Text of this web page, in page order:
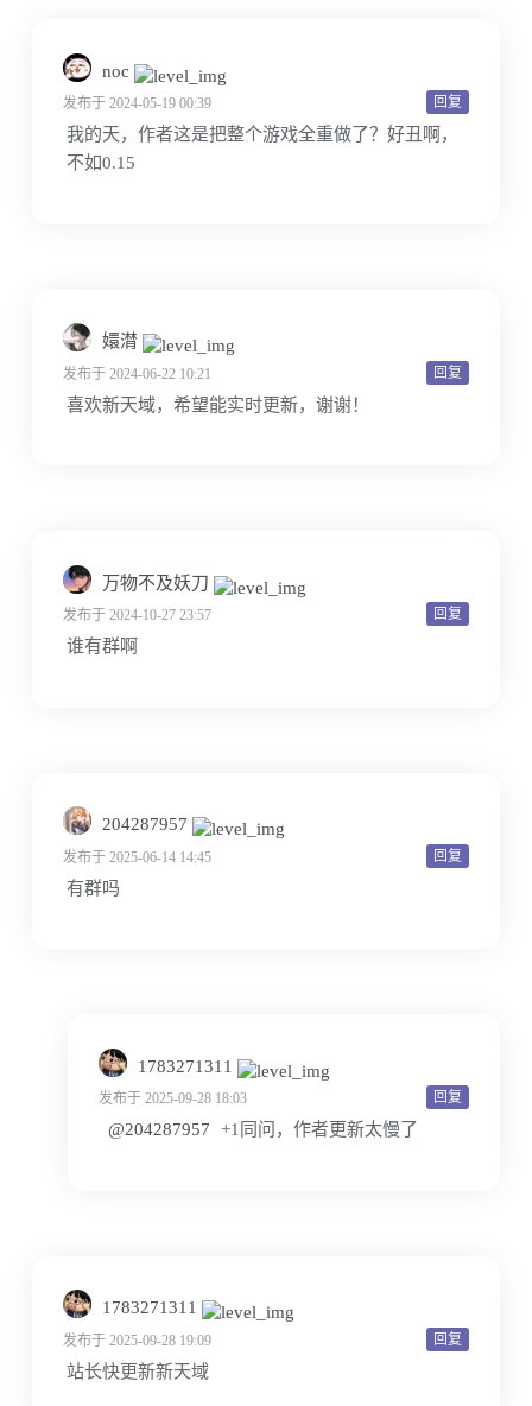
noc
回复
发布于 2024-05-19 00:39
我的天，作者这是把整个游戏全重做了？好丑啊，
不如0.15
嬛潸
回复
发布于 2024-06-22 10:21
喜欢新天域，希望能实时更新，谢谢！
万物不及妖刀
回复
发布于 2024-10-27 23:57
谁有群啊
204287957
回复
发布于 2025-06-14 14:45
有群吗
1783271311
回复
发布于 2025-09-28 18:03
@204287957 +1同问，作者更新太慢了
1783271311
回复
发布于 2025-09-28 19:09
站长快更新新天域